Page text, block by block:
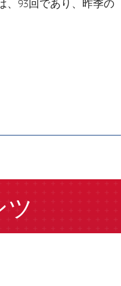
、93回であり、昨季の
ツ